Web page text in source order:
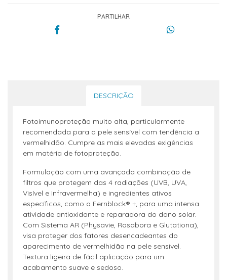
PARTILHAR
DESCRIÇÃO
Fotoimunoproteção muito alta, particularmente
recomendada para a pele sensível com tendência a
vermelhidão. Cumpre as mais elevadas exigências
em matéria de fotoproteção.
Formulação com uma avançada combinação de
filtros que protegem das 4 radiações (UVB, UVA,
Visível e Infravermelha) e ingredientes ativos
específicos, como o Fernblock® +, para uma intensa
atividade antioxidante e reparadora do dano solar.
Com Sistema AR (Physavie, Rosabora e Glutationa),
visa proteger dos fatores desencadeantes do
aparecimento de vermelhidão na pele sensível.
Textura ligeira de fácil aplicação para um
acabamento suave e sedoso.